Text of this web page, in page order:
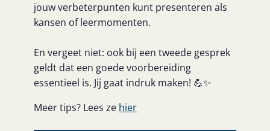
jouw verbeterpunten kunt presenteren als
kansen of leermomenten.
En vergeet niet: ook bij een tweede gesprek
geldt dat een goede voorbereiding
essentieel is. Jij gaat indruk maken! 💪✨
Meer tips? Lees ze hier